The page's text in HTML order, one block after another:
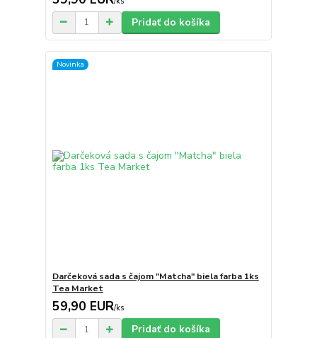
Pridať do košíka
Novinka
Darčeková sada s čajom "Matcha" biela farba 1ks
Tea Market
59,90 EUR/ks
Pridať do košíka